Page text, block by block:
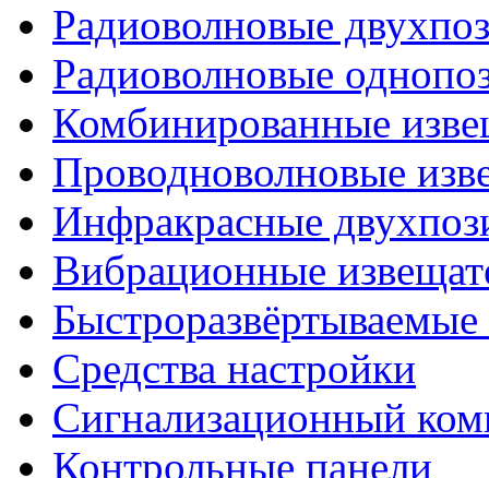
Радиоволновые
Радиоволновые
Комбинированные
Проводноволновые
Инфракрасные
Вибрационные
Средства настройки
Сигнализационный
Контрольные панели